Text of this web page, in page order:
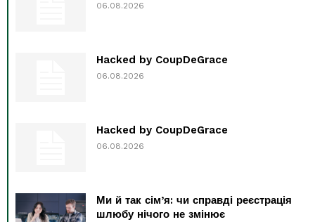
06.08.2026
Hacked by CoupDeGrace
06.08.2026
Hacked by CoupDeGrace
06.08.2026
Ми й так сім’я: чи справді реєстрація
шлюбу нічого не змінює